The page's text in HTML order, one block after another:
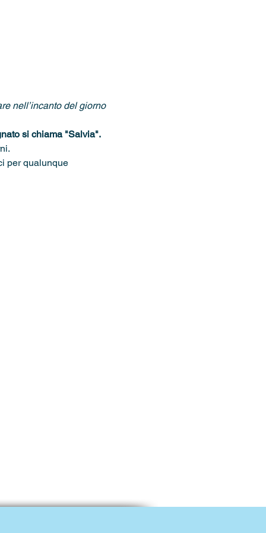
nell’incanto del giorno
si chiama "Salvia".
per qualunque